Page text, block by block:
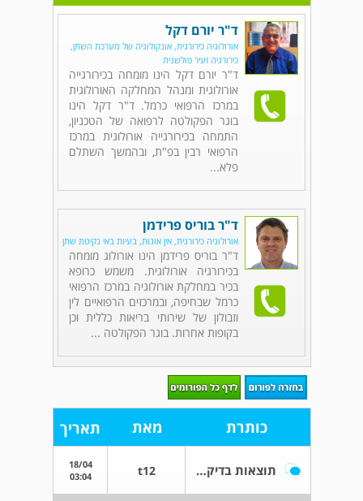
ד"ר יורם דקל
אורולוגיה כירורגית, אונקולוגיה של מערכת השתן,
כירורגיה זעיר פולשנית
ד"ר יורם דקל הינו מומחה בכירורגייה
אורולוגית ומנהל המחלקה האורולוגית
במרכז הרפואי כרמל. ד"ר דקל הינו
בוגר הפקולטה לרפואה של הטכניון,
התמחה בכירורגייה אורולוגית במרכז
הרפואי רבין בפ"ת, ובהמשך השתלם
פלא...
ד"ר בוריס פרידמן
אורולוגיה כירורגית, אין אונות, בעיות באי נקיטת שתן
ד"ר בוריס פרידמן הינו אורולוג מומחה
בכירורגיה אורולוגית. משמש כרופא
בכיר במחלקת אורולוגיה במרכז הרפואי
כרמל שבחיפה, ובמרכזים הרפואיים לין
וזבולון של שירותי בריאות כללית וכן
בקופות אחרות. בוגר הפקולטה ...
כותרת מאת תאריך
תוצאות בדיקת זרע t12
18/04
03:04